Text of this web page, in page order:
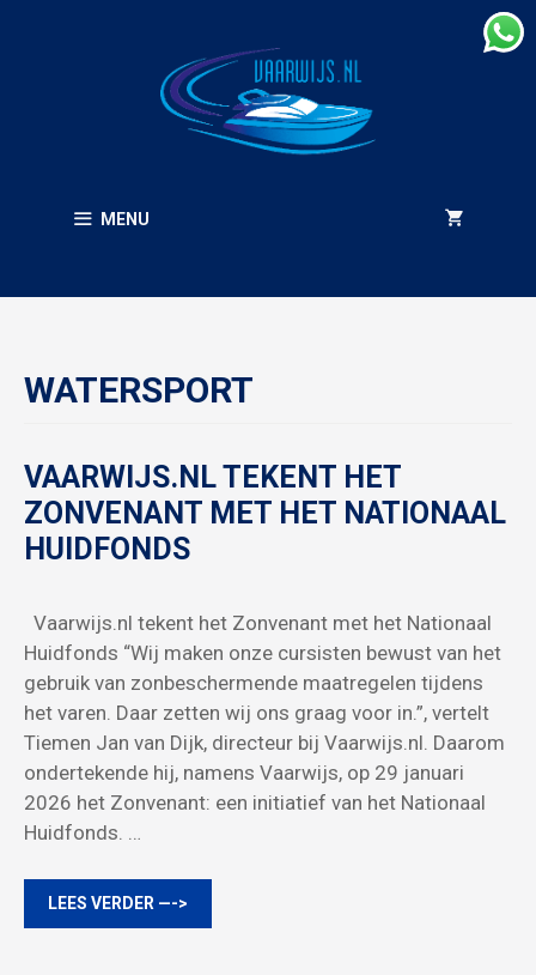
MENU
WATERSPORT
VAARWIJS.NL TEKENT HET
ZONVENANT MET HET NATIONAAL
HUIDFONDS
Vaarwijs.nl tekent het Zonvenant met het Nationaal
Huidfonds “Wij maken onze cursisten bewust van het
gebruik van zonbeschermende maatregelen tijdens
het varen. Daar zetten wij ons graag voor in.”, vertelt
Tiemen Jan van Dijk, directeur bij Vaarwijs.nl. Daarom
ondertekende hij, namens Vaarwijs, op 29 januari
2026 het Zonvenant: een initiatief van het Nationaal
Huidfonds. …
LEES VERDER —->